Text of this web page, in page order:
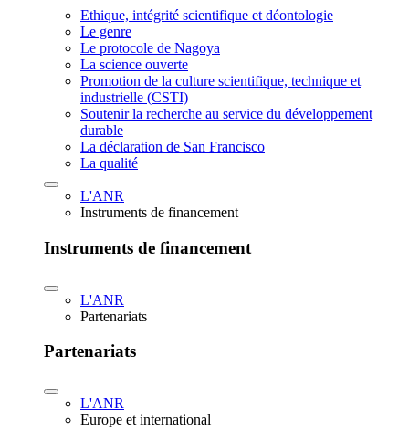
Ethique, intégrité scientifique et déontologie
Le genre
Le protocole de Nagoya
La science ouverte
Promotion de la culture scientifique, technique et
industrielle (CSTI)
Soutenir la recherche au service du développement
durable
La déclaration de San Francisco
La qualité
L'ANR
Instruments de financement
Instruments de financement
L'ANR
Partenariats
Partenariats
L'ANR
Europe et international